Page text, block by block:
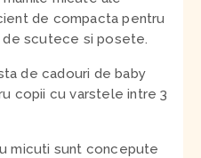
de compacta pentru
scutece si posete.
de cadouri de baby
copii cu varstele intre 3
micuti sunt concepute